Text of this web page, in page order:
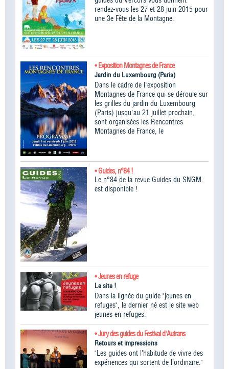
rendez-vous les 27 et 28 juin 2015 pour
une 3e Fête de la Montagne.
• Exposition Montagnes de France
Jardin du Luxembourg (Paris)
Dans le cadre de l'exposition
Montagnes de France qui se déroule sur
les grilles du jardin du Luxembourg
(Paris) jusqu'au 21 juillet prochain,
sont organisées les Rencontres
Montagnes de France, le
• Guides, n°84 !
Le n°84 de la revue Guides du SNGM
est disponible !
• Jeunes en refuge
Le site !
Dans la lignée du guide "jeunes en
refuges", le dernier né est le site web
jeunes en refuges.
• Jury des guides du Festival d'Autrans
Retours et impressions
"Les guides ont l’habitude de vivre des
expériences qui sortent de l’ordinaire."